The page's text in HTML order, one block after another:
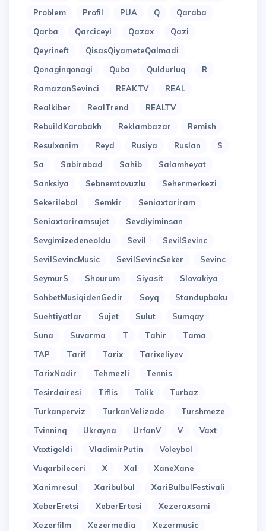
Problem
Profil PUA Q
Qaraba
Qarba
Qarciceyi Qazax
Qazi
Qeyrineft
QisasQiyameteQalmadi
Qonaginqonagi
Quba Quldurluq
R
RamazanSevinci
REAKTV
REAL
Realkiber
RealTrend
REALTV
RebuildKarabakh
Reklambazar
Remish
Resulxanim
Reyd Rusiya Ruslan
S
Sa
Sabirabad Sahib
Salamheyat
Sanksiya
Sebnemtovuzlu
Sehermerkezi
Sekerilebal
Semkir
Seniaxtariram
Seniaxtariramsujet
Sevdiyiminsan
Sevgimizedeneoldu
Sevil
SevilSevinc
SevilSevincMusic
SevilSevincSeker
Sevinc
SeymurS
Shourum Siyasit
Slovakiya
SohbetMusiqidenGedir
Soyq
Standupbaku
Suehtiyatlar
Sujet Sulut
Sumqay
Suna
Suvarma T Tahir
Tama
TAP
Tarif Tarix
Tarixeliyev
TarixNadir
Tehmezli
Tennis
Tesirdairesi
Tiflis Tolik
Turbaz
Turkanperviz
TurkanVelizade
Turshmeze
Tvinninq
Ukrayna UrfanV V
Vaxt
Vaxtigeldi
VladimirPutin
Voleybol
Vuqarbileceri
X Xal
XaneXane
Xanimresul
Xaribulbul
XariBulbulFestivali
XeberEretsi
XeberErtesi
Xezeraxsami
Xezerfilm
Xezermedia
Xezermusic